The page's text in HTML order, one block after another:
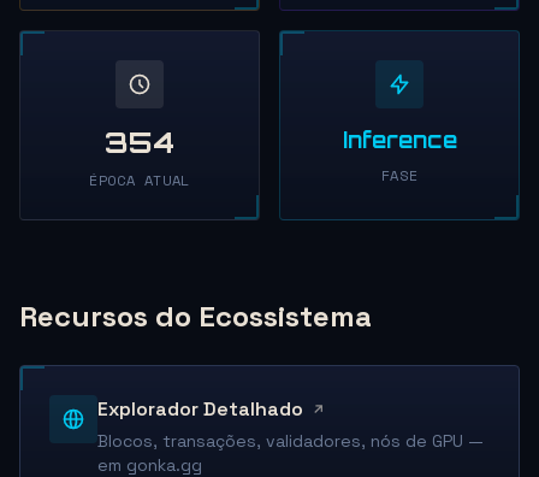
354
ÉPOCA ATUAL
Inference
FASE
Recursos do Ecossistema
Explorador Detalhado
Blocos, transações, validadores, nós de GPU —
em gonka.gg